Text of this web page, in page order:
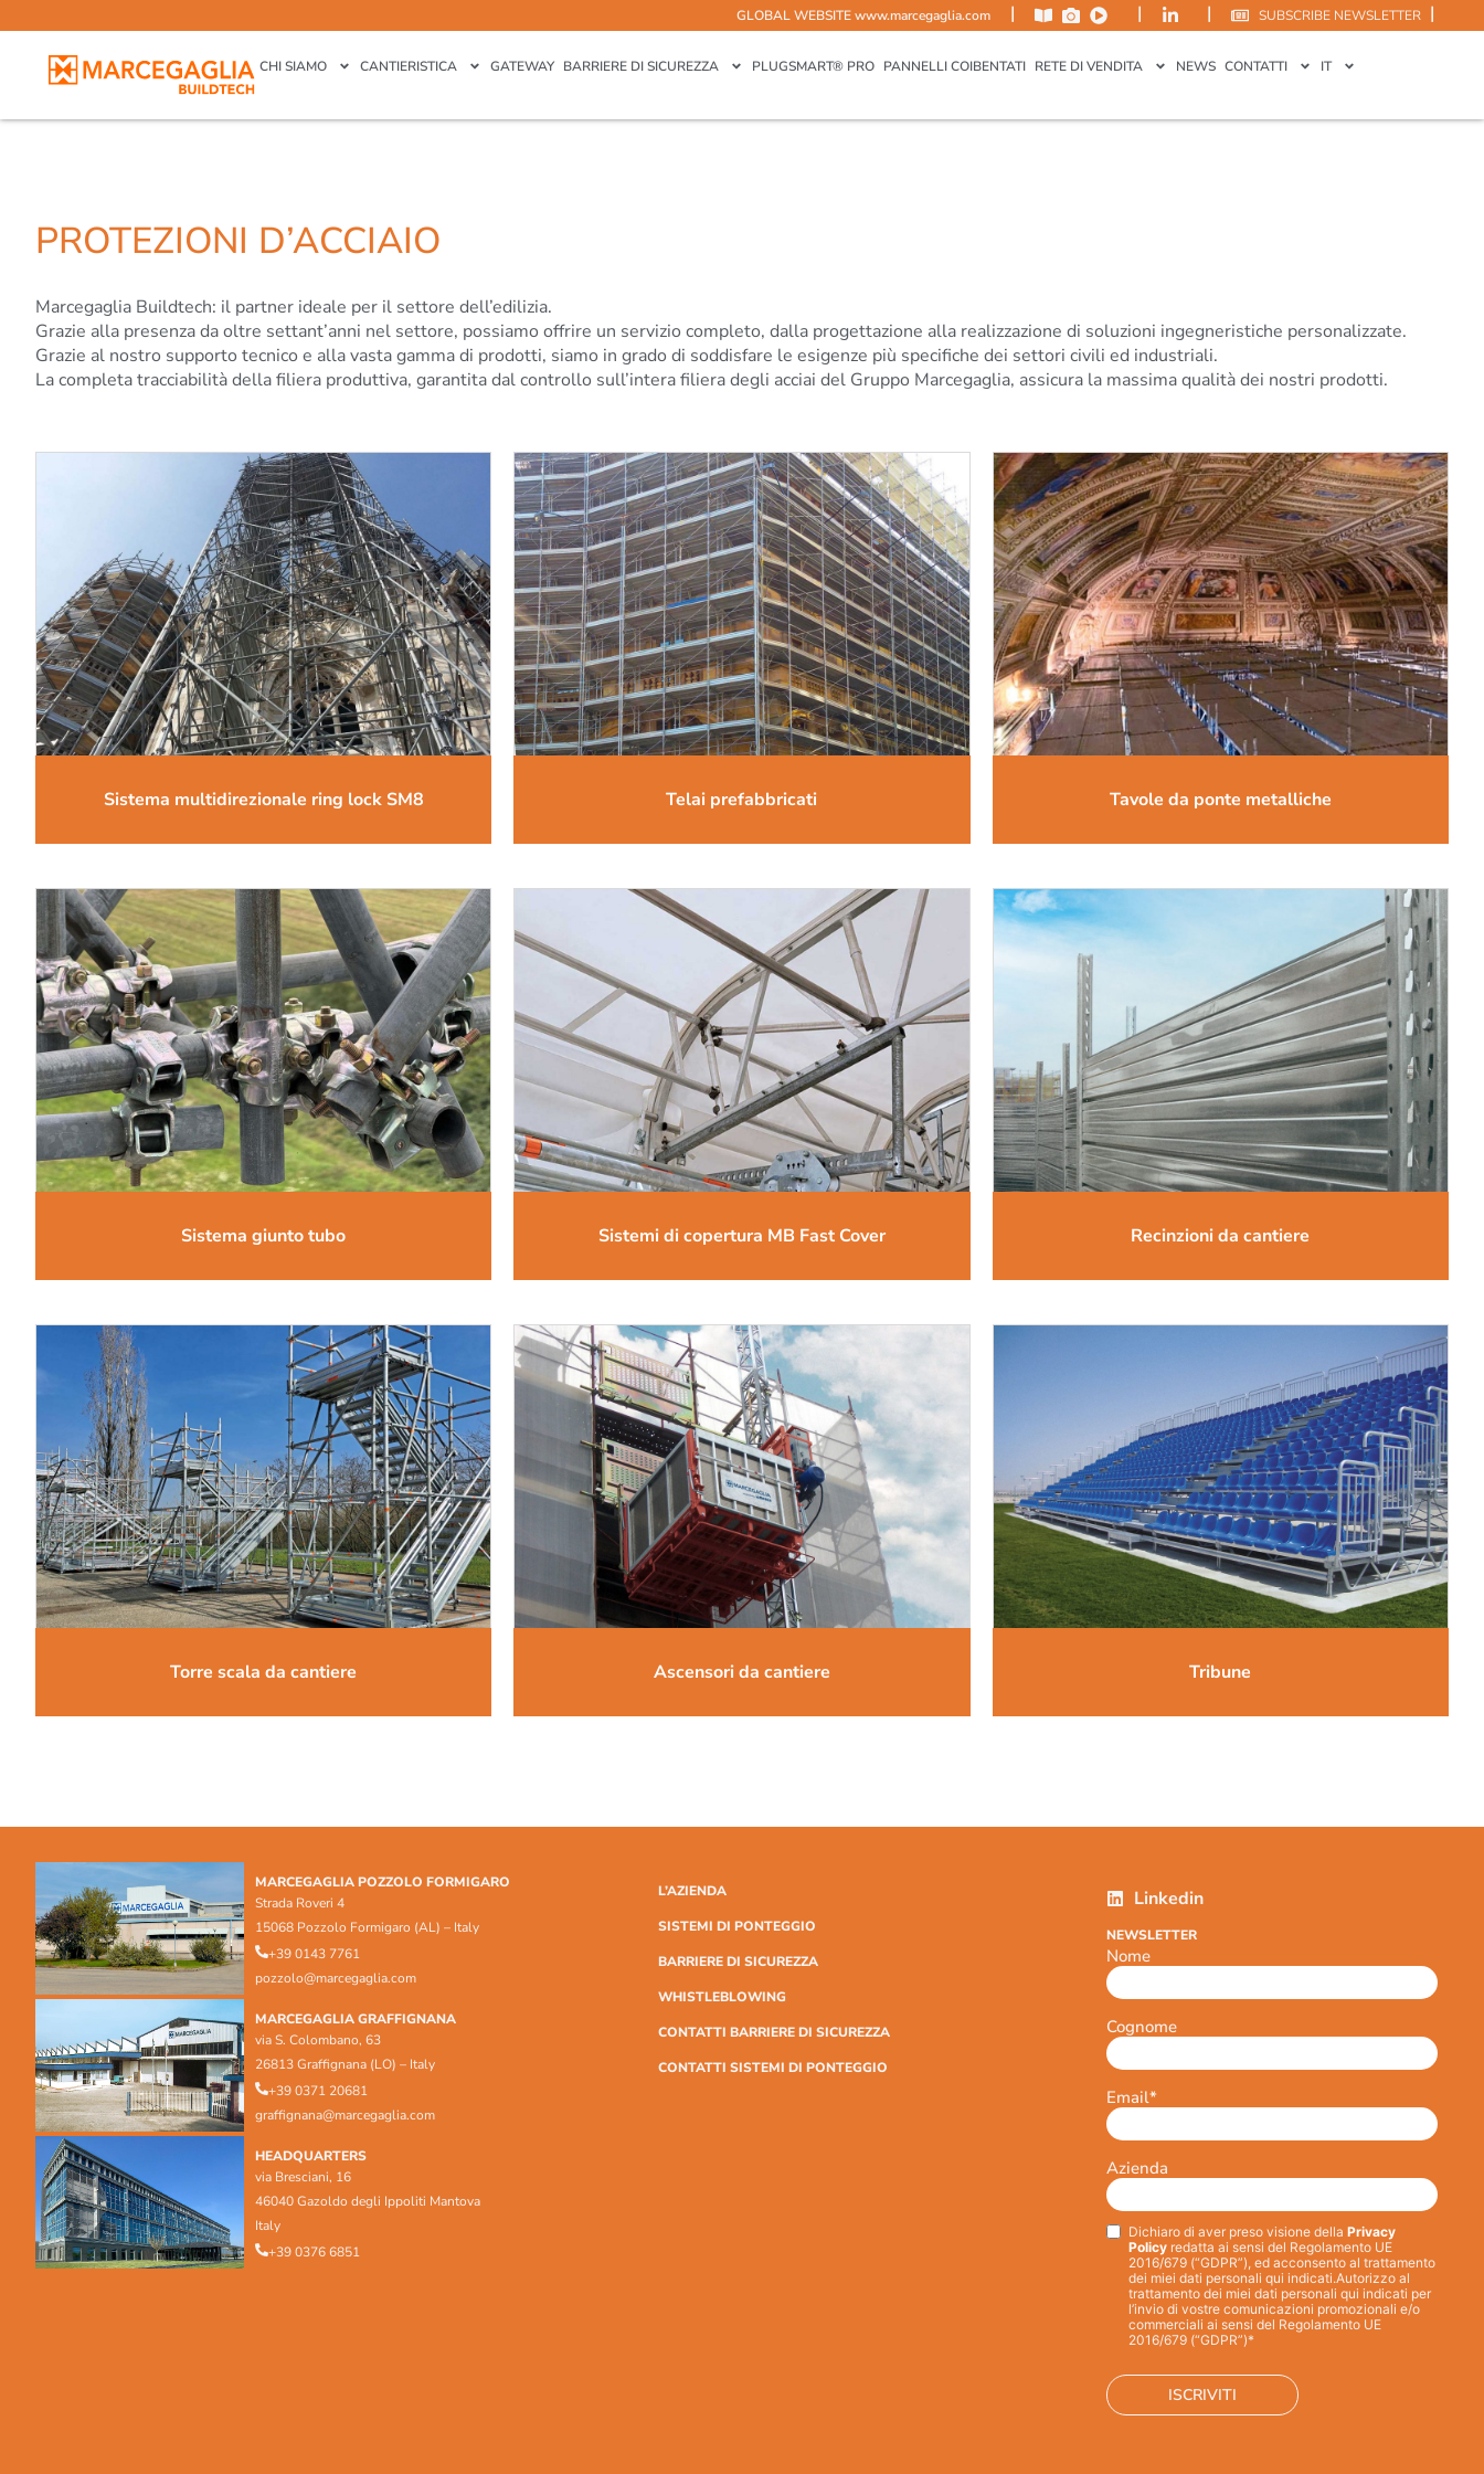
GLOBAL WEBSITEwww.marcegaglia.com | | | SUBSCRIBE NEWSLETTER |
CHI SIAMO CANTIERISTICA GATEWAY BARRIERE DI SICUREZZA PLUGSMART® PRO PANNELLI COIBENTATI RETE DI VENDITA NEWS CONTATTI IT
PROTEZIONI D’ACCIAIO
Marcegaglia Buildtech: il partner ideale per il settore dell’edilizia.
Grazie alla presenza da oltre settant’anni nel settore, possiamo offrire un servizio completo, dalla progettazione alla realizzazione di soluzioni ingegneristiche personalizzate.
Grazie al nostro supporto tecnico e alla vasta gamma di prodotti, siamo in grado di soddisfare le esigenze più specifiche dei settori civili ed industriali.
La completa tracciabilità della filiera produttiva, garantita dal controllo sull’intera filiera degli acciai del Gruppo Marcegaglia, assicura la massima qualità dei nostri prodotti.
Sistema multidirezionale ring lock SM8 Telai prefabbricati Tavole da ponte metalliche
Sistema giunto tubo Sistemi di copertura MB Fast Cover Recinzioni da cantiere
Torre scala da cantiere Ascensori da cantiere Tribune
MARCEGAGLIA POZZOLO FORMIGARO
Strada Roveri 4
15068 Pozzolo Formigaro (AL) – Italy
+39 0143 7761
pozzolo@marcegaglia.com
MARCEGAGLIA GRAFFIGNANA
via S. Colombano, 63
26813 Graffignana (LO) – Italy
+39 0371 20681
graffignana@marcegaglia.com
HEADQUARTERS
via Bresciani, 16
46040 Gazoldo degli Ippoliti Mantova
Italy
+39 0376 6851
L’AZIENDA
SISTEMI DI PONTEGGIO
BARRIERE DI SICUREZZA
WHISTLEBLOWING
CONTATTI BARRIERE DI SICUREZZA
CONTATTI SISTEMI DI PONTEGGIO
Linkedin
NEWSLETTER
Nome
Cognome
Email*
Azienda
Privacy*
Dichiaro di aver preso visione della Privacy
Policy redatta ai sensi del Regolamento UE
2016/679 (“GDPR”), ed acconsento al trattamento
dei miei dati personali qui indicati.Autorizzo al
trattamento dei miei dati personali qui indicati per
l’invio di vostre comunicazioni promozionali e/o
commerciali ai sensi del Regolamento UE
2016/679 (“GDPR”)*